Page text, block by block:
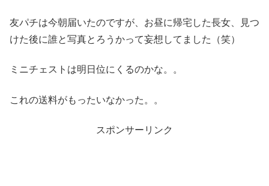
友パチは今朝届いたのですが、お昼に帰宅した長女、見つ
けた後に誰と写真とろうかって妄想してました（笑）
ミニチェストは明日位にくるのかな。。
これの送料がもったいなかった。。
スポンサーリンク